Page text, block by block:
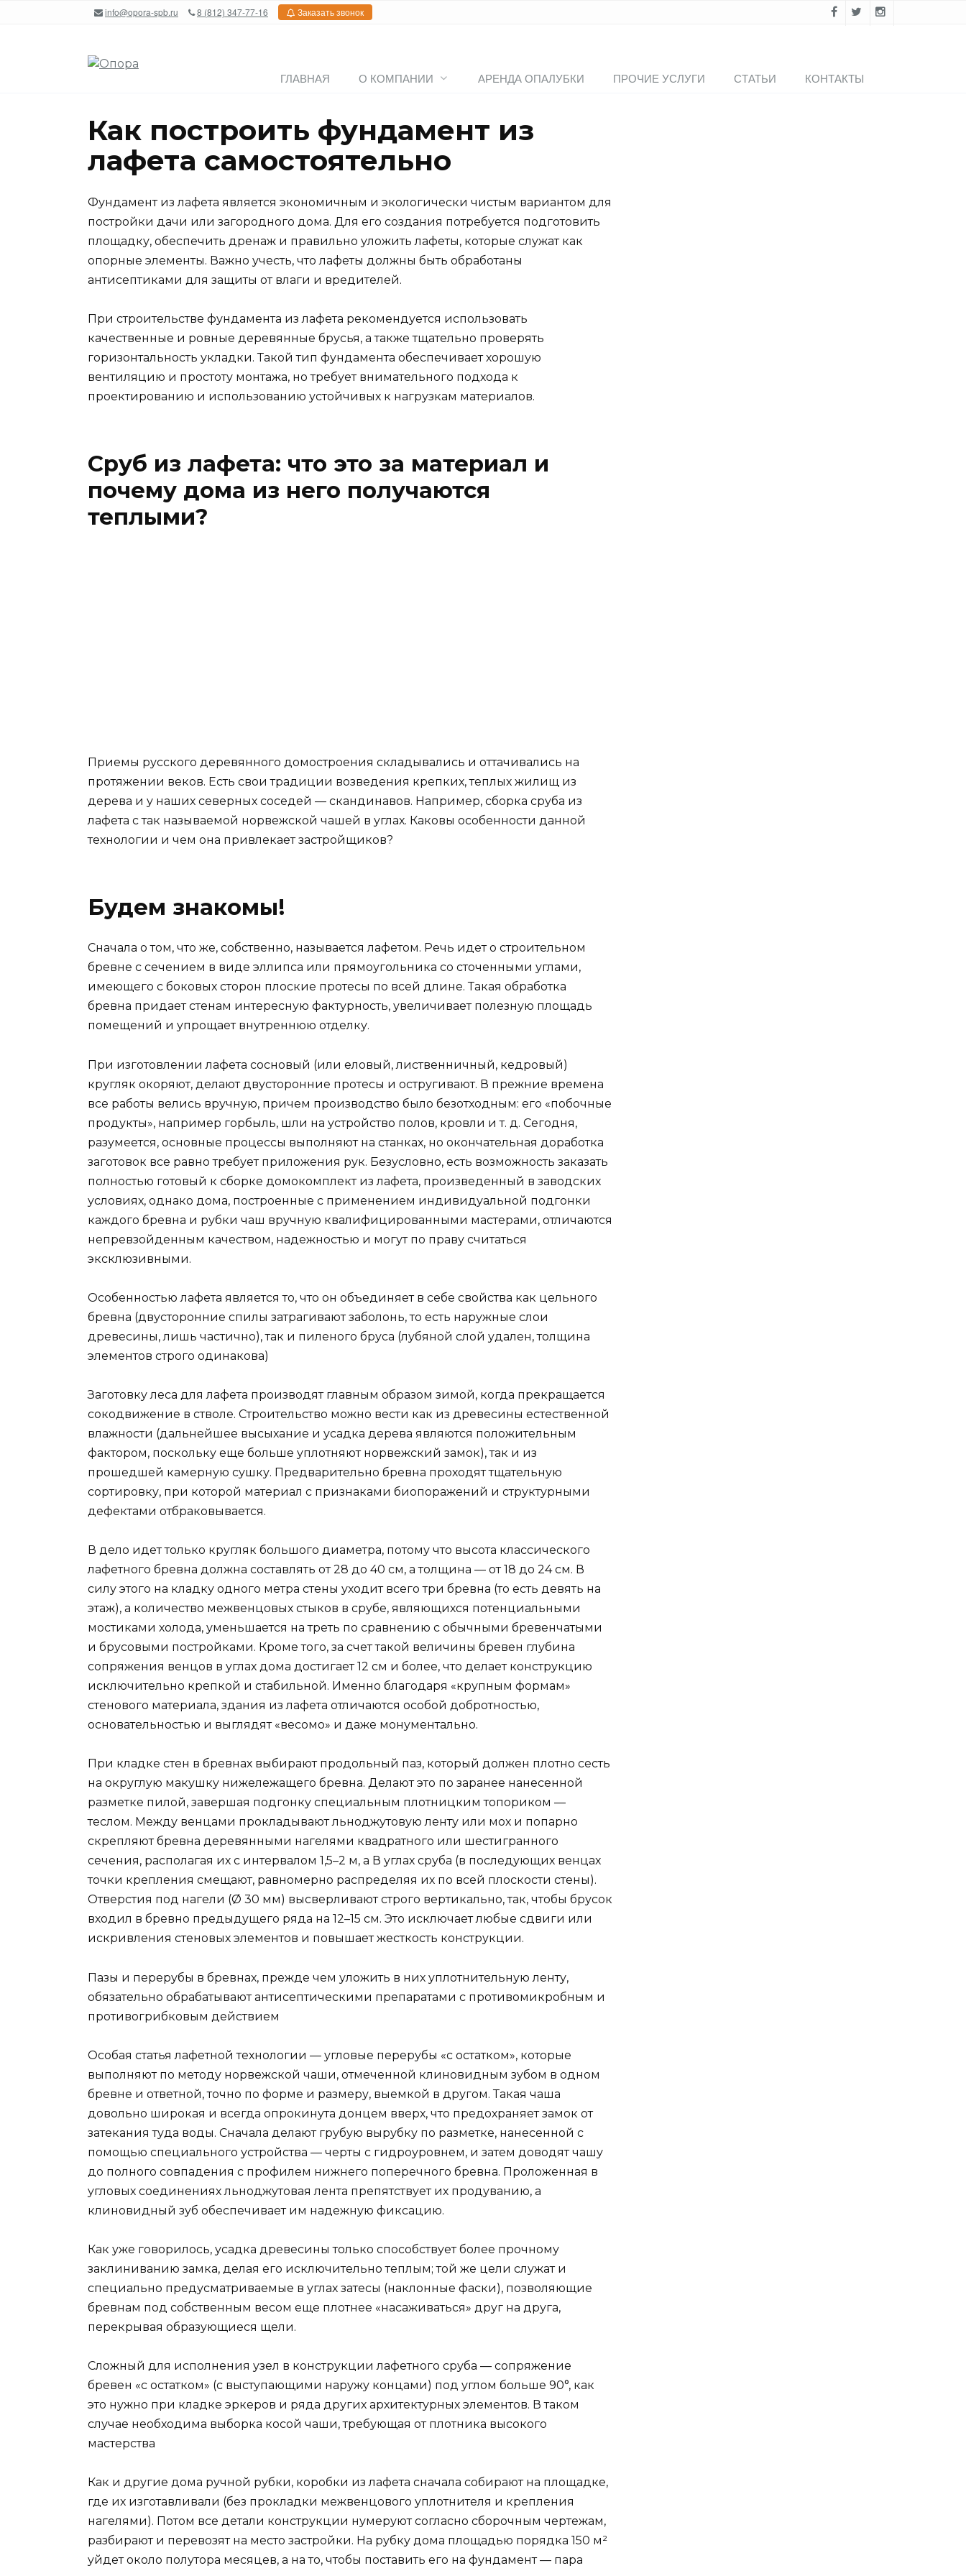
info@opora-spb.ru 8 (812) 347-77-16 Заказать звонок
ГЛАВНАЯ О КОМПАНИИ АРЕНДА ОПАЛУБКИ ПРОЧИЕ УСЛУГИ СТАТЬИ КОНТАКТЫ
Как построить фундамент из
лафета самостоятельно
Фундамент из лафета является экономичным и экологически чистым вариантом для
постройки дачи или загородного дома. Для его создания потребуется подготовить
площадку, обеспечить дренаж и правильно уложить лафеты, которые служат как
опорные элементы. Важно учесть, что лафеты должны быть обработаны
антисептиками для защиты от влаги и вредителей.
При строительстве фундамента из лафета рекомендуется использовать
качественные и ровные деревянные брусья, а также тщательно проверять
горизонтальность укладки. Такой тип фундамента обеспечивает хорошую
вентиляцию и простоту монтажа, но требует внимательного подхода к
проектированию и использованию устойчивых к нагрузкам материалов.
Сруб из лафета: что это за материал и
почему дома из него получаются
теплыми?
Приемы русского деревянного домостроения складывались и оттачивались на
протяжении веков. Есть свои традиции возведения крепких, теплых жилищ из
дерева и у наших северных соседей — скандинавов. Например, сборка сруба из
лафета с так называемой норвежской чашей в углах. Каковы особенности данной
технологии и чем она привлекает застройщиков?
Будем знакомы!
Сначала о том, что же, собственно, называется лафетом. Речь идет о строительном
бревне с сечением в виде эллипса или прямоугольника со сточенными углами,
имеющего с боковых сторон плоские протесы по всей длине. Такая обработка
бревна придает стенам интересную фактурность, увеличивает полезную площадь
помещений и упрощает внутреннюю отделку.
При изготовлении лафета сосновый (или еловый, лиственничный, кедровый)
кругляк окоряют, делают двусторонние протесы и остругивают. В прежние времена
все работы велись вручную, причем производство было безотходным: его «побочные
продукты», например горбыль, шли на устройство полов, кровли и т. д. Сегодня,
разумеется, основные процессы выполняют на станках, но окончательная доработка
заготовок все равно требует приложения рук. Безусловно, есть возможность заказать
полностью готовый к сборке домокомплект из лафета, произведенный в заводских
условиях, однако дома, построенные с применением индивидуальной подгонки
каждого бревна и рубки чаш вручную квалифицированными мастерами, отличаются
непревзойденным качеством, надежностью и могут по праву считаться
эксклюзивными.
Особенностью лафета является то, что он объединяет в себе свойства как цельного
бревна (двусторонние спилы затрагивают заболонь, то есть наружные слои
древесины, лишь частично), так и пиленого бруса (лубяной слой удален, толщина
элементов строго одинакова)
Заготовку леса для лафета производят главным образом зимой, когда прекращается
сокодвижение в стволе. Строительство можно вести как из древесины естественной
влажности (дальнейшее высыхание и усадка дерева являются положительным
фактором, поскольку еще больше уплотняют норвежский замок), так и из
прошедшей камерную сушку. Предварительно бревна проходят тщательную
сортировку, при которой материал с признаками биопоражений и структурными
дефектами отбраковывается.
В дело идет только кругляк большого диаметра, потому что высота классического
лафетного бревна должна составлять от 28 до 40 см, а толщина — от 18 до 24 см. В
силу этого на кладку одного метра стены уходит всего три бревна (то есть девять на
этаж), а количество межвенцовых стыков в срубе, являющихся потенциальными
мостиками холода, уменьшается на треть по сравнению с обычными бревенчатыми
и брусовыми постройками. Кроме того, за счет такой величины бревен глубина
сопряжения венцов в углах дома достигает 12 см и более, что делает конструкцию
исключительно крепкой и стабильной. Именно благодаря «крупным формам»
стенового материала, здания из лафета отличаются особой добротностью,
основательностью и выглядят «весомо» и даже монументально.
При кладке стен в бревнах выбирают продольный паз, который должен плотно сесть
на округлую макушку нижележащего бревна. Делают это по заранее нанесенной
разметке пилой, завершая подгонку специальным плотницким топориком —
теслом. Между венцами прокладывают льноджутовую ленту или мох и попарно
скрепляют бревна деревянными нагелями квадратного или шестигранного
сечения, располагая их с интервалом 1,5–2 м, а В углах сруба (в последующих венцах
точки крепления смещают, равномерно распределяя их по всей плоскости стены).
Отверстия под нагели (Ø 30 мм) высверливают строго вертикально, так, чтобы брусок
входил в бревно предыдущего ряда на 12–15 см. Это исключает любые сдвиги или
искривления стеновых элементов и повышает жесткость конструкции.
Пазы и перерубы в бревнах, прежде чем уложить в них уплотнительную ленту,
обязательно обрабатывают антисептическими препаратами с противомикробным и
противогрибковым действием
Особая статья лафетной технологии — угловые перерубы «с остатком», которые
выполняют по методу норвежской чаши, отмеченной клиновидным зубом в одном
бревне и ответной, точно по форме и размеру, выемкой в другом. Такая чаша
довольно широкая и всегда опрокинута донцем вверх, что предохраняет замок от
затекания туда воды. Сначала делают грубую вырубку по разметке, нанесенной с
помощью специального устройства — черты с гидроуровнем, и затем доводят чашу
до полного совпадения с профилем нижнего поперечного бревна. Проложенная в
угловых соединениях льноджутовая лента препятствует их продуванию, а
клиновидный зуб обеспечивает им надежную фиксацию.
Как уже говорилось, усадка древесины только способствует более прочному
заклиниванию замка, делая его исключительно теплым; той же цели служат и
специально предусматриваемые в углах затесы (наклонные фаски), позволяющие
бревнам под собственным весом еще плотнее «насаживаться» друг на друга,
перекрывая образующиеся щели.
Сложный для исполнения узел в конструкции лафетного сруба — сопряжение
бревен «с остатком» (с выступающими наружу концами) под углом больше 90°, как
это нужно при кладке эркеров и ряда других архитектурных элементов. В таком
случае необходима выборка косой чаши, требующая от плотника высокого
мастерства
Как и другие дома ручной рубки, коробки из лафета сначала собирают на площадке,
где их изготавливали (без прокладки межвенцового уплотнителя и крепления
нагелями). Потом все детали конструкции нумеруют согласно сборочным чертежам,
разбирают и перевозят на место застройки. На рубку дома площадью порядка 150 м²
уйдет около полутора месяцев, а на то, чтобы поставить его на фундамент — пара